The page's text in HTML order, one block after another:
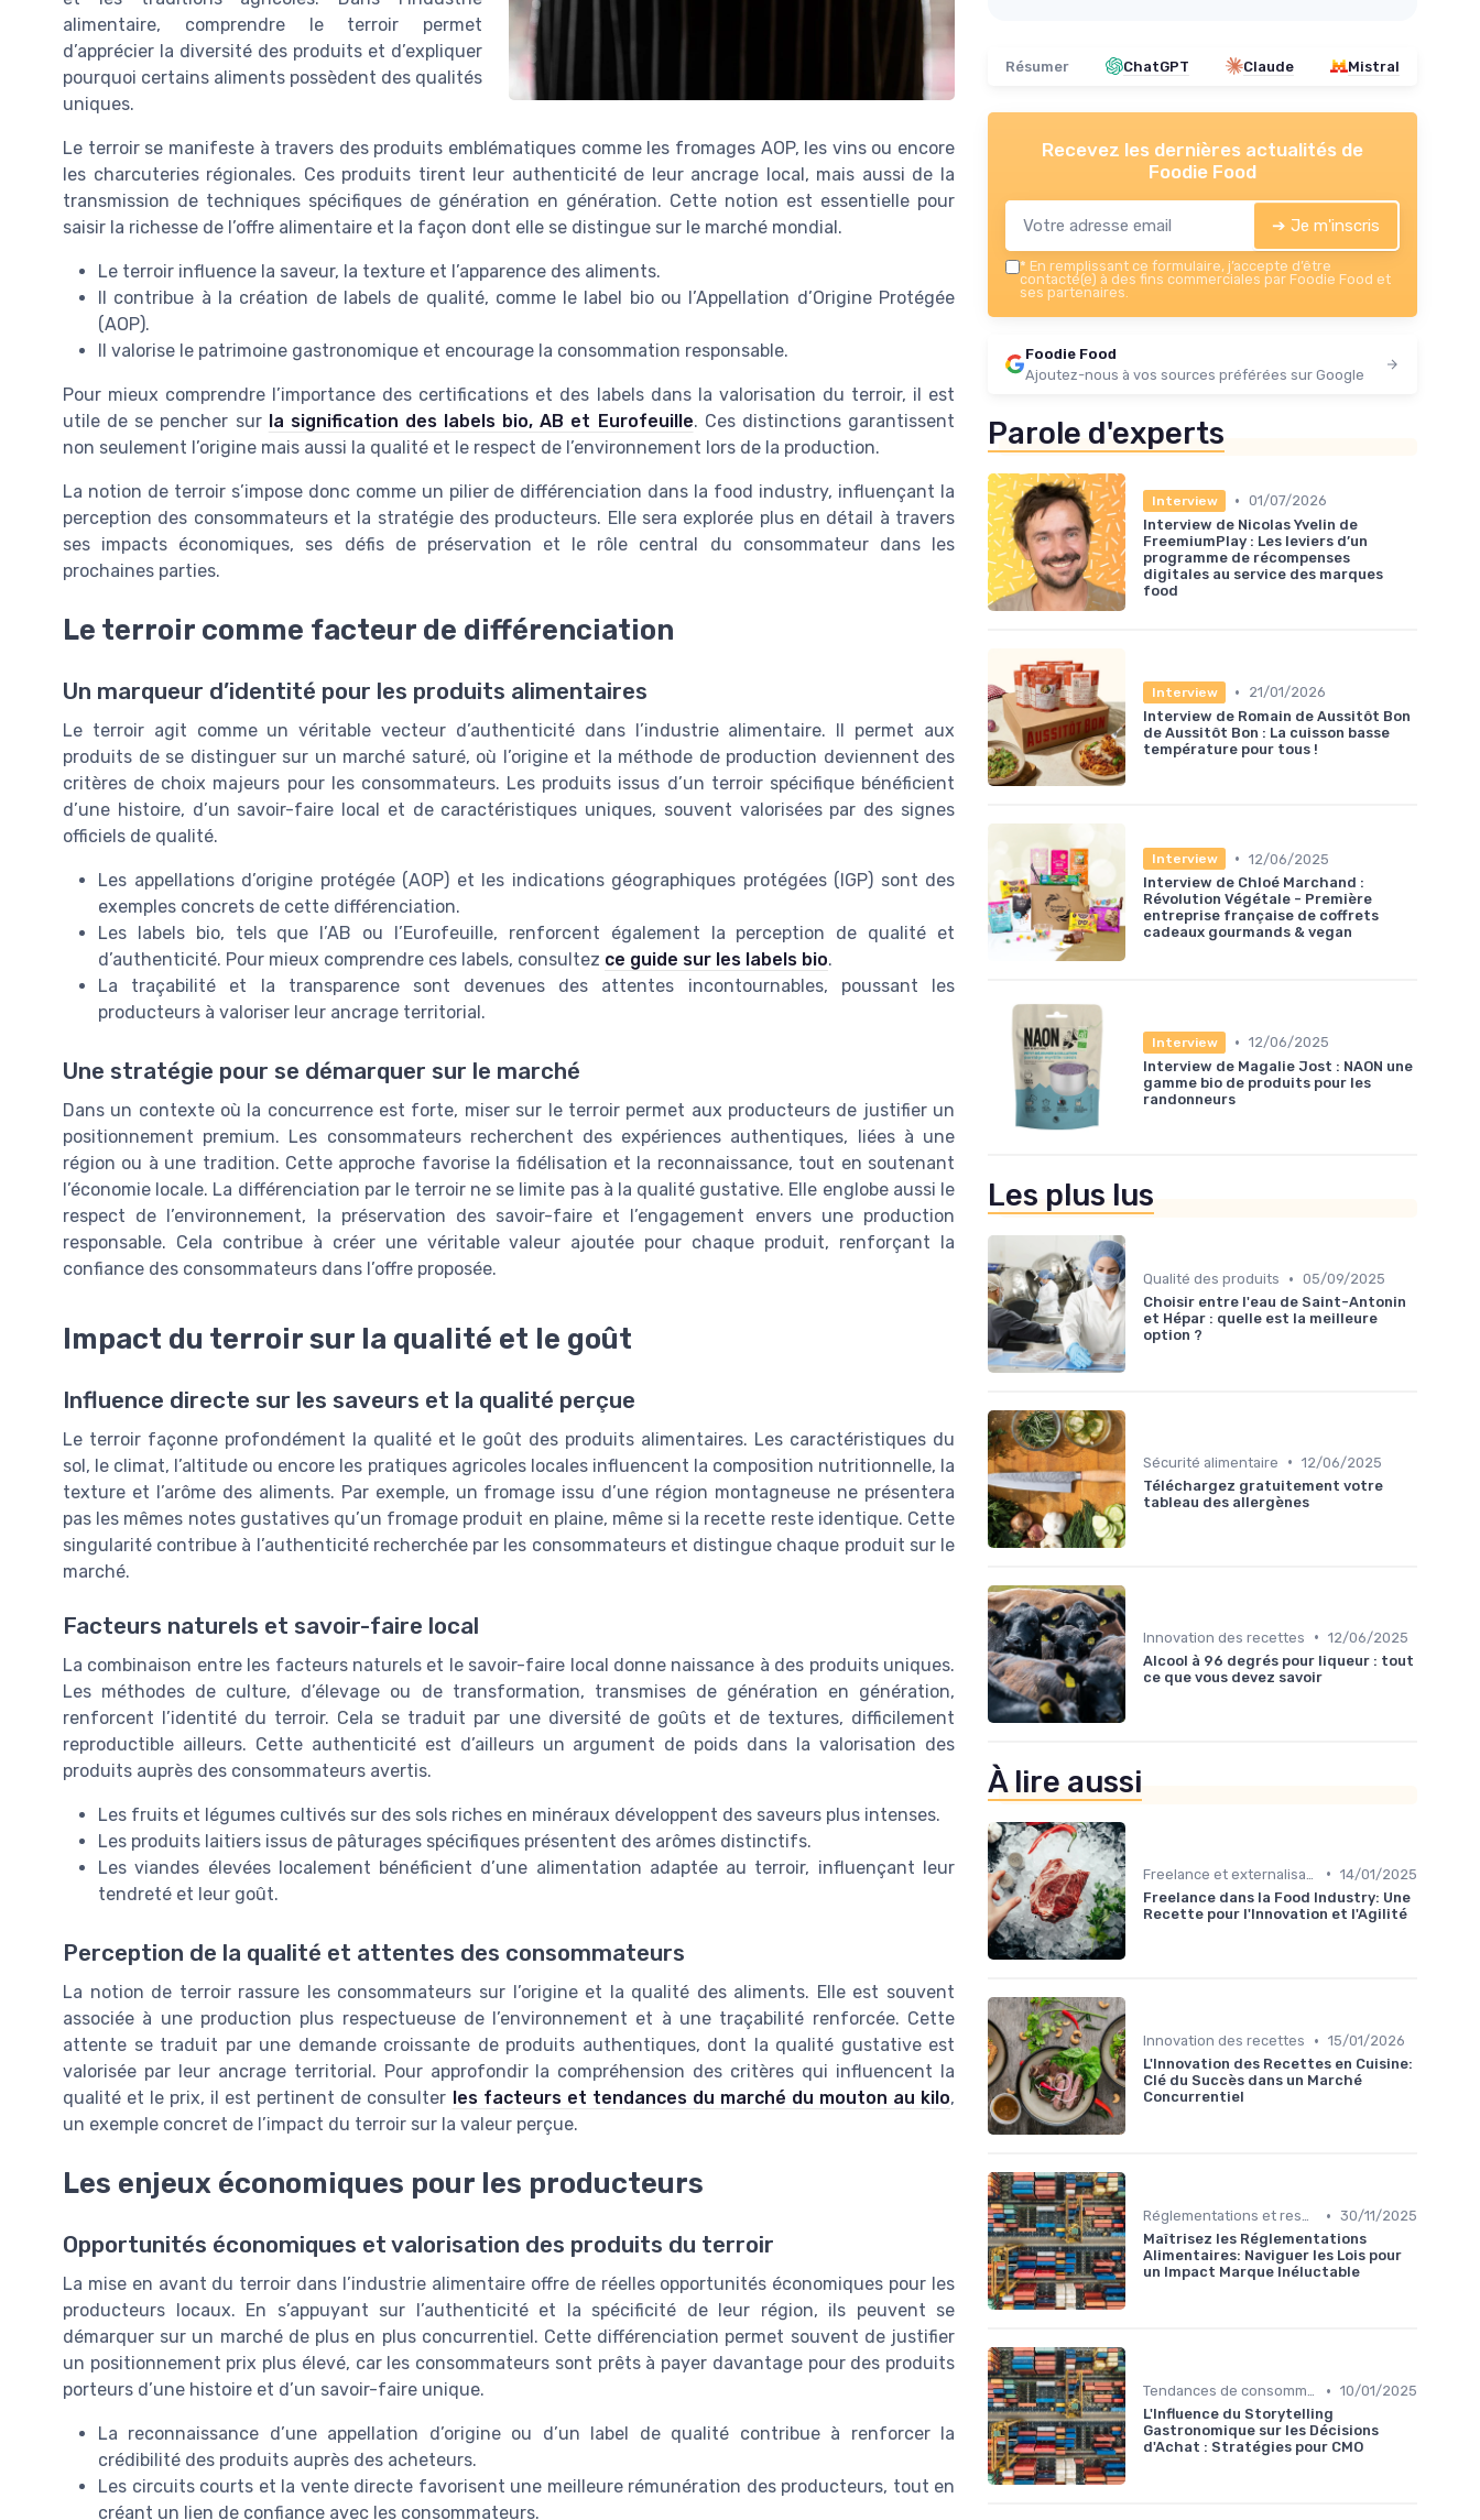
alimentaire, comprendre le terroir permet
d’apprécier la diversité des produits et d’expliquer
pourquoi certains aliments possèdent des qualités
uniques.
Le terroir se manifeste à travers des produits emblématiques comme les fromages AOP, les vins ou encore
les charcuteries régionales. Ces produits tirent leur authenticité de leur ancrage local, mais aussi de la
transmission de techniques spécifiques de génération en génération. Cette notion est essentielle pour
saisir la richesse de l’offre alimentaire et la façon dont elle se distingue sur le marché mondial.
Le terroir influence la saveur, la texture et l’apparence des aliments.
Il contribue à la création de labels de qualité, comme le label bio ou l’Appellation d’Origine Protégée
(AOP).
Il valorise le patrimoine gastronomique et encourage la consommation responsable.
Pour mieux comprendre l’importance des certifications et des labels dans la valorisation du terroir, il est
utile de se pencher sur la signification des labels bio, AB et Eurofeuille. Ces distinctions garantissent
non seulement l’origine mais aussi la qualité et le respect de l’environnement lors de la production.
La notion de terroir s’impose donc comme un pilier de différenciation dans la food industry, influençant la
perception des consommateurs et la stratégie des producteurs. Elle sera explorée plus en détail à travers
ses impacts économiques, ses défis de préservation et le rôle central du consommateur dans les
prochaines parties.
Le terroir comme facteur de différenciation
Un marqueur d’identité pour les produits alimentaires
Le terroir agit comme un véritable vecteur d’authenticité dans l’industrie alimentaire. Il permet aux
produits de se distinguer sur un marché saturé, où l’origine et la méthode de production deviennent des
critères de choix majeurs pour les consommateurs. Les produits issus d’un terroir spécifique bénéficient
d’une histoire, d’un savoir-faire local et de caractéristiques uniques, souvent valorisées par des signes
officiels de qualité.
Les appellations d’origine protégée (AOP) et les indications géographiques protégées (IGP) sont des
exemples concrets de cette différenciation.
Les labels bio, tels que l’AB ou l’Eurofeuille, renforcent également la perception de qualité et
d’authenticité. Pour mieux comprendre ces labels, consultez ce guide sur les labels bio.
La traçabilité et la transparence sont devenues des attentes incontournables, poussant les
producteurs à valoriser leur ancrage territorial.
Une stratégie pour se démarquer sur le marché
Dans un contexte où la concurrence est forte, miser sur le terroir permet aux producteurs de justifier un
positionnement premium. Les consommateurs recherchent des expériences authentiques, liées à une
région ou à une tradition. Cette approche favorise la fidélisation et la reconnaissance, tout en soutenant
l’économie locale. La différenciation par le terroir ne se limite pas à la qualité gustative. Elle englobe aussi le
respect de l’environnement, la préservation des savoir-faire et l’engagement envers une production
responsable. Cela contribue à créer une véritable valeur ajoutée pour chaque produit, renforçant la
confiance des consommateurs dans l’offre proposée.
Impact du terroir sur la qualité et le goût
Influence directe sur les saveurs et la qualité perçue
Le terroir façonne profondément la qualité et le goût des produits alimentaires. Les caractéristiques du
sol, le climat, l’altitude ou encore les pratiques agricoles locales influencent la composition nutritionnelle, la
texture et l’arôme des aliments. Par exemple, un fromage issu d’une région montagneuse ne présentera
pas les mêmes notes gustatives qu’un fromage produit en plaine, même si la recette reste identique. Cette
singularité contribue à l’authenticité recherchée par les consommateurs et distingue chaque produit sur le
marché.
Facteurs naturels et savoir-faire local
La combinaison entre les facteurs naturels et le savoir-faire local donne naissance à des produits uniques.
Les méthodes de culture, d’élevage ou de transformation, transmises de génération en génération,
renforcent l’identité du terroir. Cela se traduit par une diversité de goûts et de textures, difficilement
reproductible ailleurs. Cette authenticité est d’ailleurs un argument de poids dans la valorisation des
produits auprès des consommateurs avertis.
Les fruits et légumes cultivés sur des sols riches en minéraux développent des saveurs plus intenses.
Les produits laitiers issus de pâturages spécifiques présentent des arômes distinctifs.
Les viandes élevées localement bénéficient d’une alimentation adaptée au terroir, influençant leur
tendreté et leur goût.
Perception de la qualité et attentes des consommateurs
La notion de terroir rassure les consommateurs sur l’origine et la qualité des aliments. Elle est souvent
associée à une production plus respectueuse de l’environnement et à une traçabilité renforcée. Cette
attente se traduit par une demande croissante de produits authentiques, dont la qualité gustative est
valorisée par leur ancrage territorial. Pour approfondir la compréhension des critères qui influencent la
qualité et le prix, il est pertinent de consulter les facteurs et tendances du marché du mouton au kilo,
un exemple concret de l’impact du terroir sur la valeur perçue.
Les enjeux économiques pour les producteurs
Opportunités économiques et valorisation des produits du terroir
La mise en avant du terroir dans l’industrie alimentaire offre de réelles opportunités économiques pour les
producteurs locaux. En s’appuyant sur l’authenticité et la spécificité de leur région, ils peuvent se
démarquer sur un marché de plus en plus concurrentiel. Cette différenciation permet souvent de justifier
un positionnement prix plus élevé, car les consommateurs sont prêts à payer davantage pour des produits
porteurs d’une histoire et d’un savoir-faire unique.
La reconnaissance d’une appellation d’origine ou d’un label de qualité contribue à renforcer la
crédibilité des produits auprès des acheteurs.
Les circuits courts et la vente directe favorisent une meilleure rémunération des producteurs, tout en
créant un lien de confiance avec les consommateurs.
Résumer ChatGPT Claude Mistral
Recevez les dernières actualités de
Foodie Food
➔ Je m'inscris
* En remplissant ce formulaire, j’accepte d’être
contacté(e) à des fins commerciales par Foodie Food et
ses partenaires.
Foodie Food
Ajoutez-nous à vos sources préférées sur Google
Parole d'experts
Interview • 01/07/2026
Interview de Nicolas Yvelin de
FreemiumPlay : Les leviers d’un
programme de récompenses
digitales au service des marques
food
Interview •
21/01/2026
Interview de Romain de Aussitôt Bon
de Aussitôt Bon : La cuisson basse
température pour tous !
Interview • 12/06/2025
Interview de Chloé Marchand :
Révolution Végétale - Première
entreprise française de coffrets
cadeaux gourmands & vegan
Interview • 12/06/2025
Interview de Magalie Jost : NAON une
gamme bio de produits pour les
randonneurs
Les plus lus
Qualité des produits • 05/09/2025
Choisir entre l'eau de Saint-Antonin
et Hépar : quelle est la meilleure
option ?
Sécurité alimentaire • 12/06/2025
Téléchargez gratuitement votre
tableau des allergènes
Innovation des recettes • 12/06/2025
Alcool à 96 degrés pour liqueur : tout
ce que vous devez savoir
À lire aussi
• 14/01/2025
Freelance dans la Food Industry: Une
Recette pour l'Innovation et l'Agilité
Innovation des recettes • 15/01/2026
L'Innovation des Recettes en Cuisine:
Clé du Succès dans un Marché
Concurrentiel
Réglementations et respect • 30/11/2025
Maîtrisez les Réglementations
Alimentaires: Naviguer les Lois pour
un Impact Marque Inéluctable
Tendances de consommation • 10/01/2025
L'Influence du Storytelling
Gastronomique sur les Décisions
d'Achat : Stratégies pour CMO